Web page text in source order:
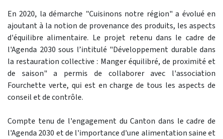
En 2020, la démarche "Cuisinons notre région" a évolué en
ajoutant à la notion de provenance des produits, les aspects
d'équilibre alimentaire. Le projet retenu dans le cadre de
l'Agenda 2030 sous l’intitulé "Développement durable dans
la restauration collective : Manger équilibré, de proximité et
de saison" a permis de collaborer avec l'association
Fourchette verte, qui est en charge de tous les aspects de
conseil et de contrôle.
Compte tenu de l'engagement du Canton dans le cadre de
l'Agenda 2030 et de l'importance d'une alimentation saine et